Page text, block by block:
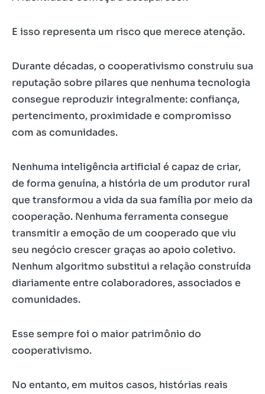
E isso representa um risco que merece atenção.
Durante décadas, o cooperativismo construiu sua
reputação sobre pilares que nenhuma tecnologia
consegue reproduzir integralmente: confiança,
pertencimento, proximidade e compromisso
com as comunidades.
Nenhuma inteligência artificial é capaz de criar,
de forma genuína, a história de um produtor rural
que transformou a vida da sua família por meio da
cooperação. Nenhuma ferramenta consegue
transmitir a emoção de um cooperado que viu
seu negócio crescer graças ao apoio coletivo.
Nenhum algoritmo substitui a relação construída
diariamente entre colaboradores, associados e
comunidades.
Esse sempre foi o maior patrimônio do
cooperativismo.
No entanto, em muitos casos, histórias reais